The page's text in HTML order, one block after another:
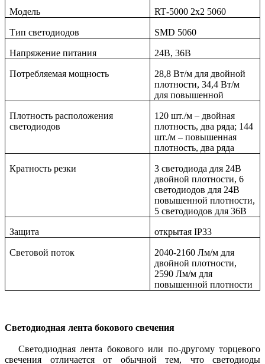
Модель RT-5000 2x2 5060
Тип светодиодов SMD 5060
Напряжение питания 24В, 36В
Потребляемая мощность
28,8 Вт/м для двойной
плотности, 34,4 Вт/м
для повышенной
Плотность расположения
светодиодов
120 шт./м – двойная
плотность, два ряда; 144
шт./м – повышенная
плотность, два ряда
Кратность резки
3 светодиода для 24В
двойной плотности, 6
светодиодов для 24В
повышенной плотности,
5 светодиодов для 36В
Защита открытая IP33
Световой поток
2040-2160 Лм/м для
двойной плотности,
2590 Лм/м для
повышенной плотности
Светодиодная лента бокового свечения
Светодиодная лента бокового или по-другому торцевого
свечения отличается от обычной тем, что светодиоды